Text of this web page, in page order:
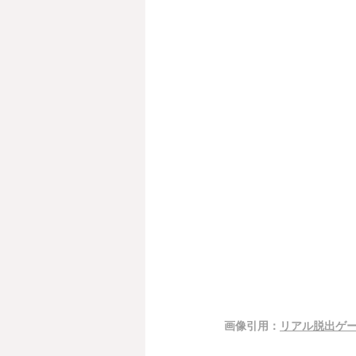
画像引用： リアル脱出ゲ